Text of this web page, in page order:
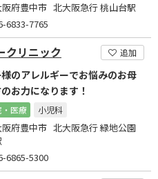
阪府豊中市 北大阪急行 桃山台駅
6833-7765
クリニック 追加
のアレルギーでお悩みのお母
お力になります！
・医療 小児科
阪府豊中市 北大阪急行 緑地公園
6865-5300